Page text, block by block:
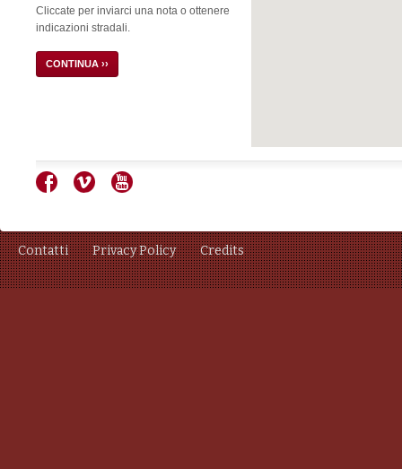
Cliccate per inviarci una nota o ottenere
indicazioni stradali.
CONTINUA ››
Contatti Privacy Policy Credits